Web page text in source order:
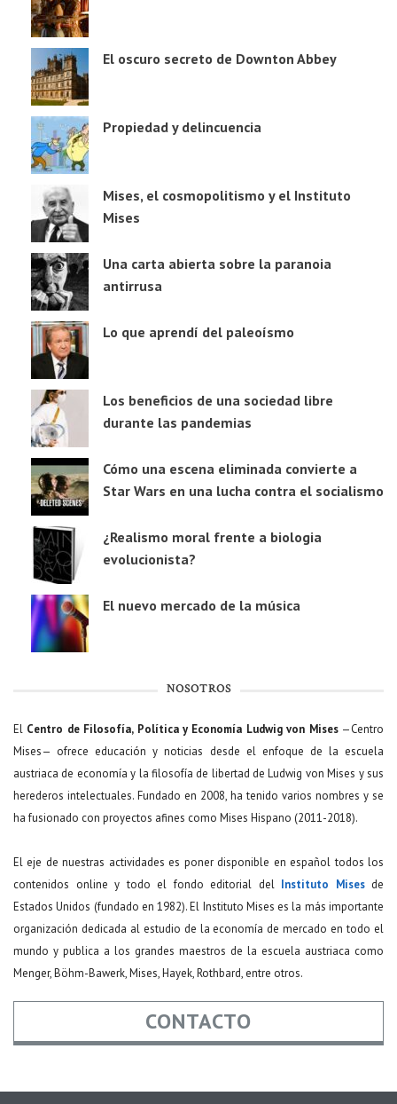
El oscuro secreto de Downton Abbey
Propiedad y delincuencia
Mises, el cosmopolitismo y el Instituto
Mises
Una carta abierta sobre la paranoia
antirrusa
Lo que aprendí del paleoísmo
Los beneficios de una sociedad libre
durante las pandemias
Cómo una escena eliminada convierte a
Star Wars en una lucha contra el socialismo
¿Realismo moral frente a biologia
evolucionista?
El nuevo mercado de la música
NOSOTROS
El Centro de Filosofía, Política y Economía Ludwig von Mises—Centro
Mises— ofrece educación y noticias desde el enfoque de la escuela
austriaca de economía y la filosofía de libertad de Ludwig von Mises y sus
herederos intelectuales. Fundado en 2008, ha tenido varios nombres y se
ha fusionado con proyectos afines como Mises Hispano (2011-2018).
El eje de nuestras actividades es poner disponible en español todos los
contenidos online y todo el fondo editorial del Instituto Misesde
Estados Unidos (fundado en 1982). El Instituto Mises es la más importante
organización dedicada al estudio de la economía de mercado en todo el
mundo y publica a los grandes maestros de la escuela austriaca como
Menger, Böhm-Bawerk, Mises, Hayek, Rothbard, entre otros.
CONTACTO